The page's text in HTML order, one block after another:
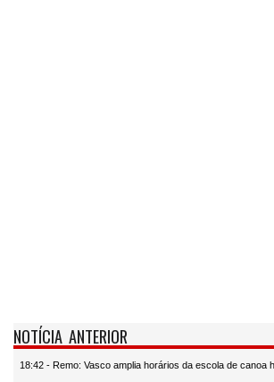
NOTÍCIA ANTERIOR
18:42 - Remo: Vasco amplia horários da escola de canoa